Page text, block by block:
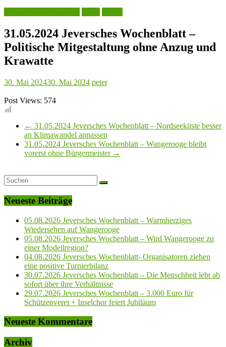
31.05.2024 Jeversches Wochenblatt –
Politische Mitgestaltung ohne Anzug und
Krawatte
30. Mai 202430. Mai 2024 peter
Post Views: 574
← 31.05.2024 Jeversches Wochenblatt – Nordseeküste besser
an Klimawandel anpassen
31.05.2024 Jeversches Wochenblatt – Wangerooge bleibt
vorerst ohne Bürgermeister →
Neueste Beiträge
05.08.2026 Jeversches Wochenblatt – Warmherziges
Wiedersehen auf Wangerooge
05.08.2026 Jeversches Wochenblatt – Wird Wangerooge zu
einer Modellregion?
04.08.2026 Jeversches Wochenblatt- Organisatoren ziehen
eine positive Turnierbilanz
30.07.2026 Jeversches Wochenblatt – Die Menschheit lebt ab
sofort über ihre Verhältnisse
29.07.2026 Jeversches Wochenblatt – 3.000 Euro für
Schützenverei + Inselchor feiert Jubiläum
Neueste Kommentare
Archiv